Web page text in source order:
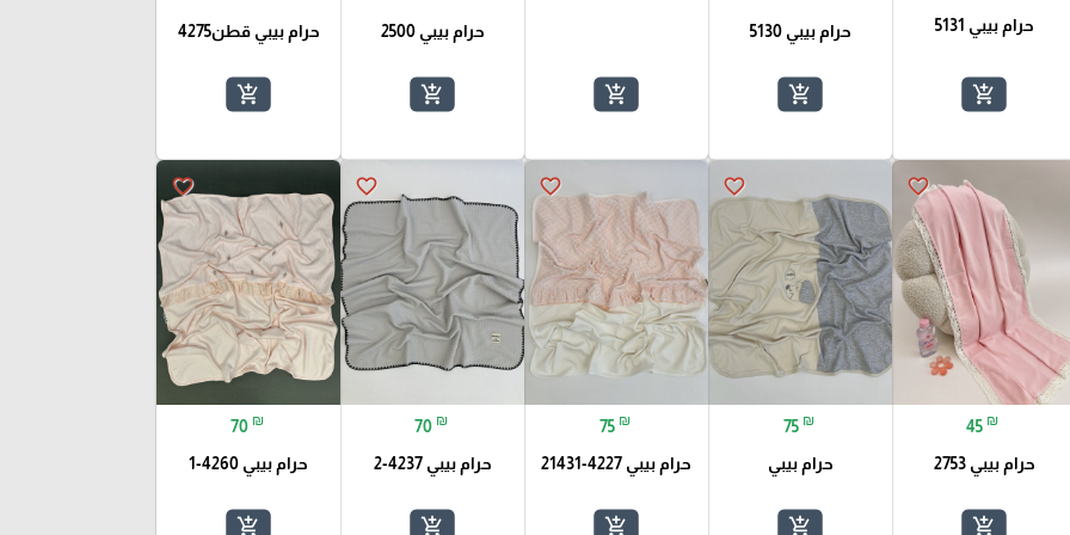
حرام بيبي 5131
add_shopping_cart
حرام بيبي 5130
add_shopping_cart
add_shopping_cart
حرام بيبي 2500
add_shopping_cart
حرام بيبي قطن4275
add_shopping_cart
favorite_border
45 ₪
حرام بيبي 2753
add_shopping_cart
favorite_border
75 ₪
حرام بيبي
add_shopping_cart
favorite_border
75 ₪
حرام بيبي 4227-21431
add_shopping_cart
favorite_border
70 ₪
حرام بيبي 4237-2
add_shopping_cart
favorite_border
70 ₪
حرام بيبي 4260-1
add_shopping_cart